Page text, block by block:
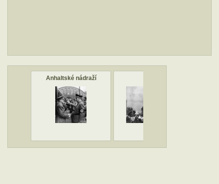
Anhaltské nádraží